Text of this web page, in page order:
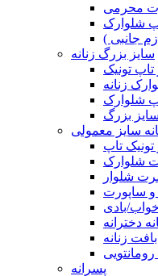
محرمی
شلوارک
جانبی )
سایز بزرگ زنانه
تونیک
زنانه
شلوارک
بزرگ
سایز معمولی
تاپ
شلوارک
شلوار
و ساپورت
بادی
دخترانه
بافت زنانه
پسرانه